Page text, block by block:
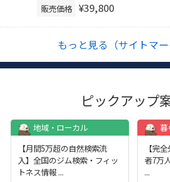
販売価格 ¥39,800
もっと見る（サイトマー
ピックアップ
地域・ローカル
【月間5万超の自然検索流
入】全国のジム検索・フィッ
トネス情報 ...
【完
者7万
...